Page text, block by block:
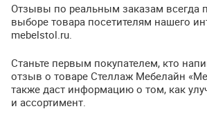
Отзывы по реальным заказам всегда
выборе товара посетителям нашего
mebelstol.ru.
Станьте первым покупателем, кто
отзыв о товаре Стеллаж Мебелайн
также даст информацию о том, как
и ассортимент.